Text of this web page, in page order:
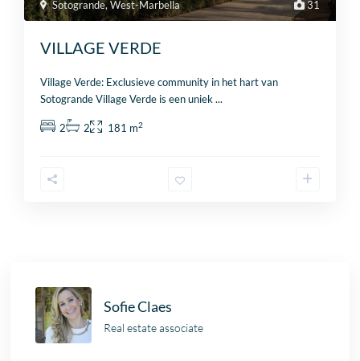
31
Sotogrande,West-Marbella
VILLAGE VERDE
Village Verde: Exclusieve community in het hart van
Sotogrande Village Verde is een uniek...
2 2 181 m2
Sofie Claes
Real estate associate